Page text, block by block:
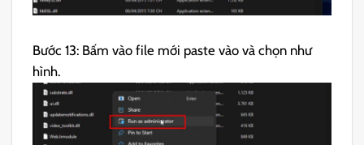
Bước 13: Bấm vào file mới paste vào và chọn như
hình.